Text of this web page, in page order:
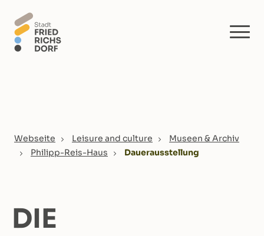
You are here:
Webseite Leisure and culture
Museen & Archiv
Philipp-Reis-Haus
Dauerausstellung
DIE